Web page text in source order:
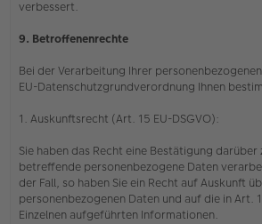
verbessert.
9. Betroffenenrechte
Bei der Verarbeitung Ihrer
EU-Datenschutzgrundverordnung Ihnen
1. Auskunftsrecht (Art. 15 EU-DSGVO):
Sie haben das Recht eine Bestätigung
betreffende personenbezogene Daten
der Fall, so haben Sie ein Recht auf Auskunft
personenbezogenen Daten und auf die in Art.
Einzelnen aufgeführten Informationen.